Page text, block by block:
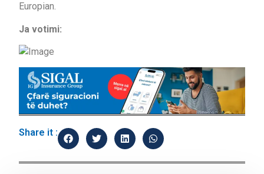
Europian.
Ja votimi:
Share it :